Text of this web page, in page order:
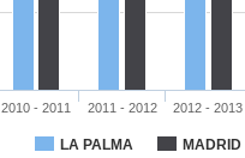
LA PALMA MADRID
2010 - 2011 2011 - 2012 2012 - 2013